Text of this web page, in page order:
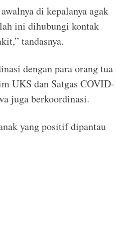
di kepalanya agak
ini dihubungi kontak
tandasnya.
dengan para orang tua
UKS dan Satgas COVID-
juga berkoordinasi.
yang positif dipantau